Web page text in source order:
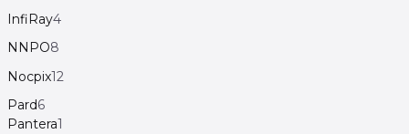
InfiRay4
NNPO8
Nocpix12
Pard6
Pantera1